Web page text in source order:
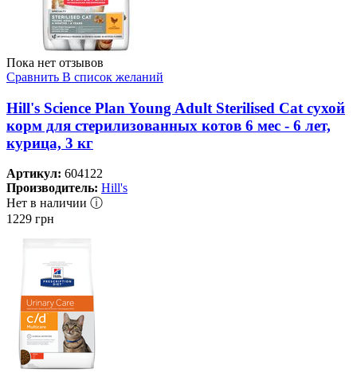
Пока нет отзывов
Сравнить В список желаний
Hill's Science Plan Young Adult Sterilised Cat сухой
корм для стерилизованных котов 6 мес - 6 лет,
курица, 3 кг
Артикул: 604122
Производитель: Hill's
Нет в наличии ⓘ
1229 грн